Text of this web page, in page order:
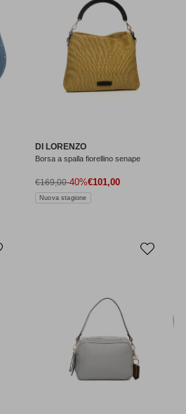
DI LORENZO
Borsa a spalla fiorellino senape
Prezzo di vendita
€101,00
Prezzo normale
€169,00-40%
Nuova stagione